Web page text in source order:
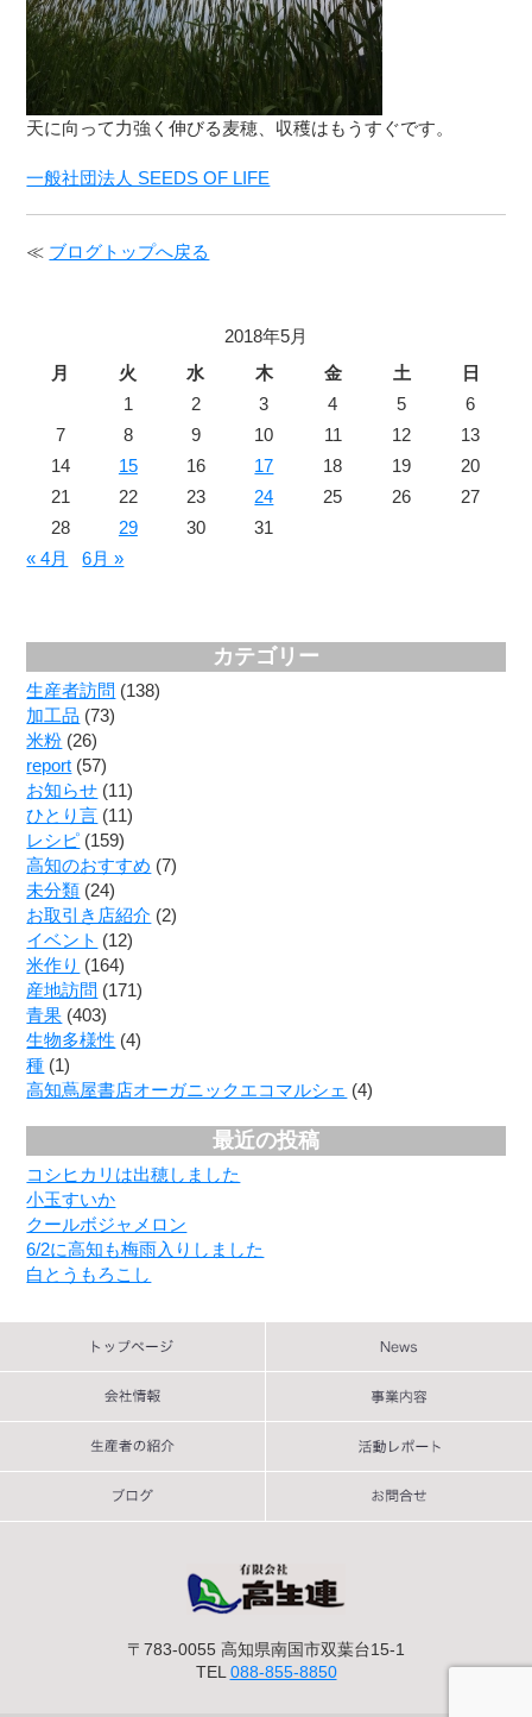
天に向って力強く伸びる麦穂、収穫はもうすぐです。
一般社団法人 SEEDS OF LIFE
≪ ブログトップへ戻る
2018年5月
月
火 水 木 金 土
日
1
2 3 4 5
6
7
8 9 10 11 12
13
14
15 16 17 18 19
20
21
22 23 24 25 26
27
28
29 30
31
« 4月
6月 »
カテゴリー
生産者訪問 (138)
加工品 (73)
米粉 (26)
report (57)
お知らせ (11)
ひとり言 (11)
レシピ (159)
高知のおすすめ (7)
未分類 (24)
お取引き店紹介 (2)
イベント (12)
米作り (164)
産地訪問 (171)
青果 (403)
生物多様性 (4)
種 (1)
高知蔦屋書店オーガニックエコマルシェ (4)
最近の投稿
コシヒカリは出穂しました
小玉すいか
クールボジャメロン
6/2に高知も梅雨入りしました
白とうもろこし
〒783-0055 高知県南国市双葉台15-1
TEL 088-855-8850